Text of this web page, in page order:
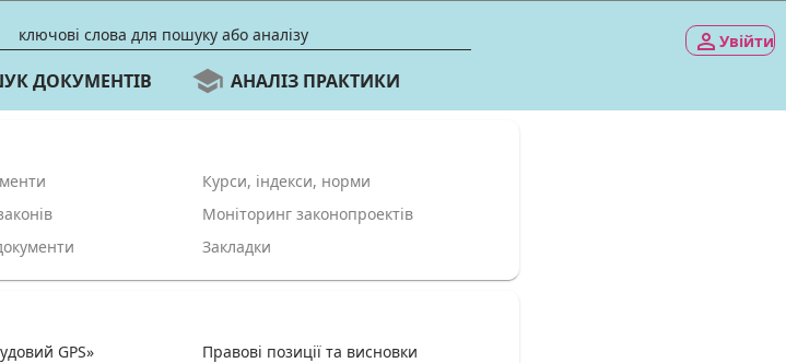
Курси, індекси, норми
Моніторинг законопроектів
Закладки
GPS»
Правові позиції та висновки